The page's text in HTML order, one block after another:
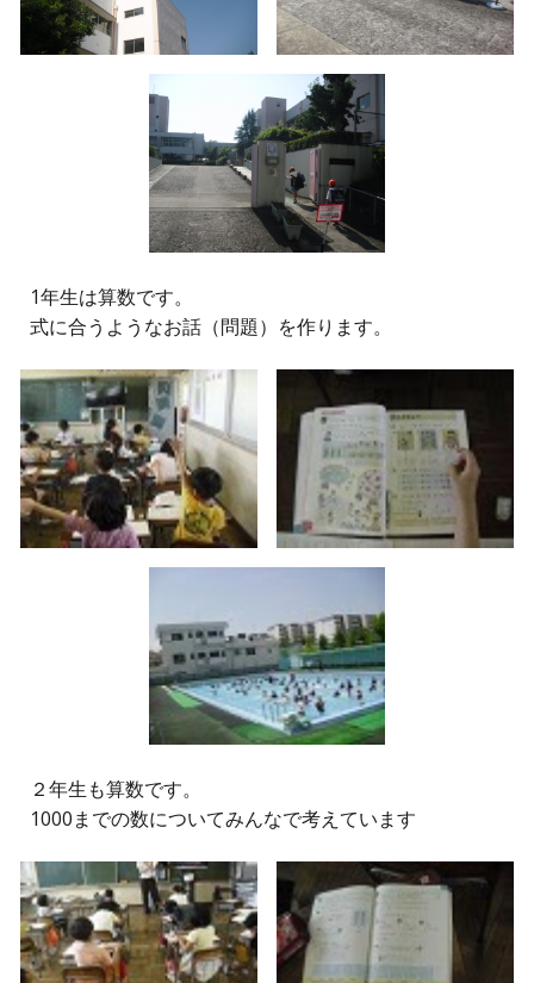
1年生は算数です。
式に合うようなお話（問題）を作ります。
２年生も算数です。
1000までの数についてみんなで考えています